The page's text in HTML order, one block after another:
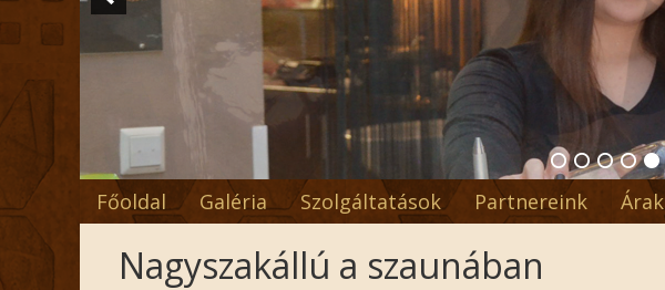
Főoldal Galéria Szolgáltatások Partnereink Árak
Nagyszakállú a szaunában